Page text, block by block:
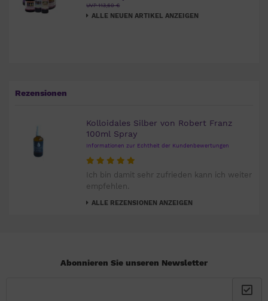
UVP 113,60 €
ALLE NEUEN ARTIKEL ANZEIGEN
Rezensionen
Kolloidales Silber von Robert Franz
100ml Spray
Informationen zur Echtheit der Kundenbewertungen
Ich bin damit sehr zufrieden kann ich weiter
empfehlen.
ALLE REZENSIONEN ANZEIGEN
Abonnieren Sie unseren Newsletter